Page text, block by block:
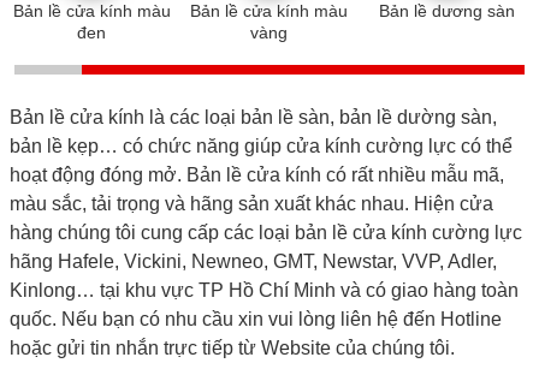
Bản lề cửa kính màu
đen
Bản lề cửa kính màu
vàng
Bản lề dương sàn
Bản lề cửa kính là các loại bản lề sàn, bản lề dường sàn,
bản lề kẹp… có chức năng giúp cửa kính cường lực có thể
hoạt động đóng mở. Bản lề cửa kính có rất nhiều mẫu mã,
màu sắc, tải trọng và hãng sản xuất khác nhau. Hiện cửa
hàng chúng tôi cung cấp các loại bản lề cửa kính cường lực
hãng Hafele, Vickini, Newneo, GMT, Newstar, VVP, Adler,
Kinlong… tại khu vực TP Hồ Chí Minh và có giao hàng toàn
quốc. Nếu bạn có nhu cầu xin vui lòng liên hệ đến Hotline
hoặc gửi tin nhắn trực tiếp từ Website của chúng tôi.